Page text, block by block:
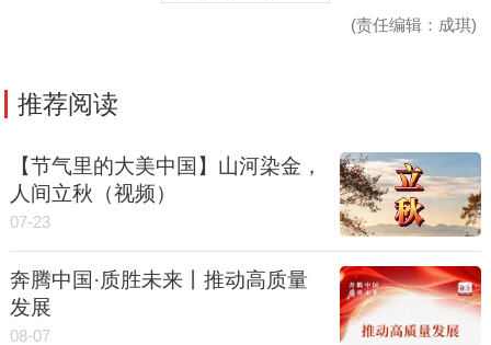
(责任编辑：成琪)
推荐阅读
【节气里的大美中国】山河染金，
人间立秋（视频）
07-23
奔腾中国·质胜未来丨推动高质量
发展
08-07